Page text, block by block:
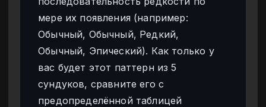
мере их появления (например:
Обычный, Обычный, Редкий,
Обычный, Эпический). Как только у
вас будет этот паттерн из 5
сундуков, сравните его с
предопределённой таблицей